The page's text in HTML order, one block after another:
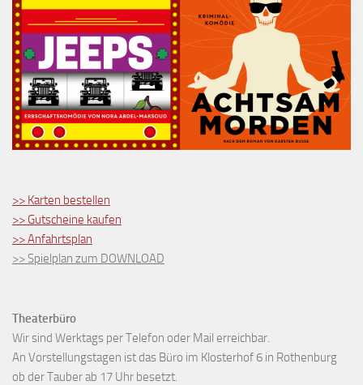
>> Karten bestellen
>> Gutscheine kaufen
>> Anfahrtsplan
>> Spielplan zum DOWNLOAD
Theaterbüro
Wir sind Werktags per Telefon oder Mail erreichbar.
An Vorstellungstagen ist das Büro im Klosterhof 6 in Rothenburg
ob der Tauber ab 17 Uhr besetzt.